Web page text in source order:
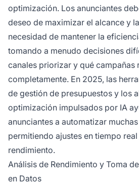
optimización. Los anunciantes
deseo de maximizar el alcance y
necesidad de mantener la
tomando a menudo decisiones
canales priorizar y qué campañas
completamente. En 2025, las
de gestión de presupuestos y los
optimización impulsados por IA
anunciantes a automatizar
permitiendo ajustes en tiempo
rendimiento.
Análisis de Rendimiento y Toma
en Datos